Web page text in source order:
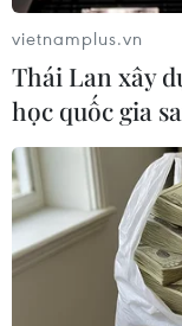
2026-2027
07/08/2026 08:02
Thi lại tại
Tuyên Quang:
công tác thi
07/08/2026 07:41
Đắk Lắk bảo
vietnamplus.vn
Thái Lan xây
học quốc gia